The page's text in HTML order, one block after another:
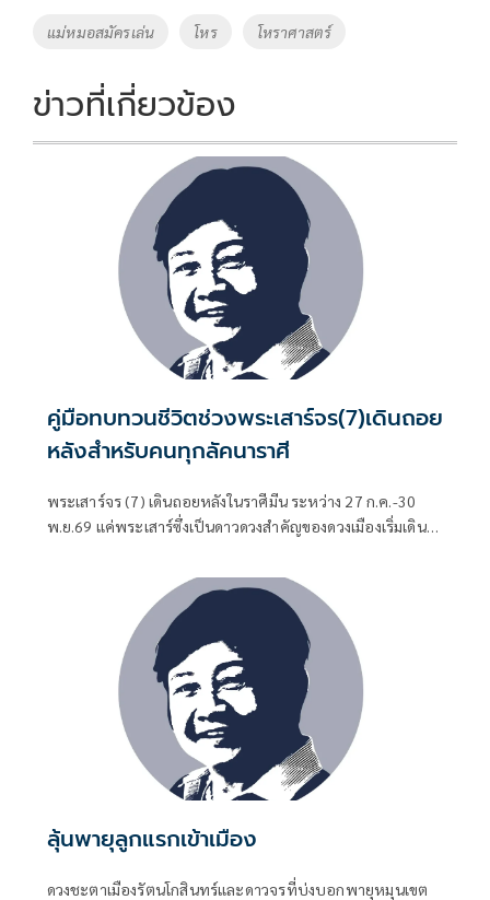
o
k k
Tags
แม่หมอสมัครเล่น โหร โหราศาสตร์
ข่าวที่เกี่ยวข้อง
คู่มือทบทวนชีวิตช่วงพระเสาร์จร(7)เดินถอย
หลังสำหรับคนทุกลัคนาราศี
พระเสาร์จร (7) เดินถอยหลังในราศีมีน ระหว่าง 27 ก.ค.-30
พ.ย.69 แค่พระเสาร์ซึ่งเป็นดาวดวงสำคัญของดวงเมืองเริ่มเดิน
สัญญาณจะเปลี่ยนแปลงใหญ่ในนโยบายสำคัญของรัฐบาล
ลุ้นพายุลูกแรกเข้าเมือง
ดวงชะตาเมืองรัตนโกสินทร์และดาวจรที่บ่งบอกพายุหมุนเขต